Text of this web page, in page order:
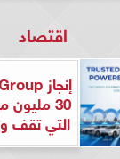
اقتصاد
30 مليون
التي تقف